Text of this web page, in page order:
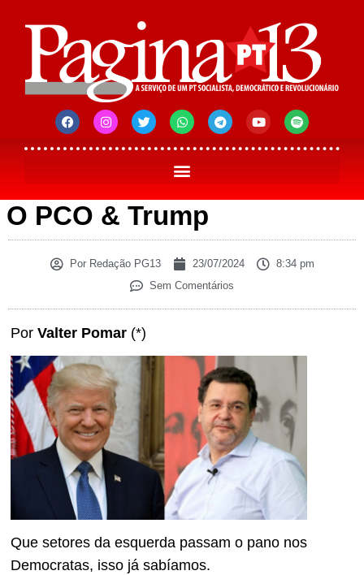
O PCO & Trump
PorRedação PG13 23/07/2024
8:34 pm
Sem Comentários
Por Valter Pomar (*)
Que setores da esquerda passam o pano nos
Democratas, isso já sabíamos.